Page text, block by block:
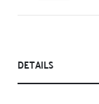
DETAILS